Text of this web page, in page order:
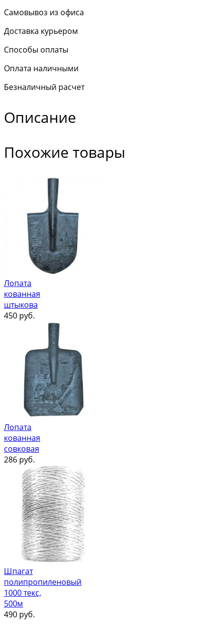
Самовывоз из офиса
Доставка курьером
Способы оплаты
Оплата наличными
Безналичный расчет
Описание
Похожие товары
Лопата
кованная
штыкова
450 руб.
Лопата
кованная
совковая
286 руб.
Шпагат
полипропиленовый
1000 текс,
500м
490 руб.